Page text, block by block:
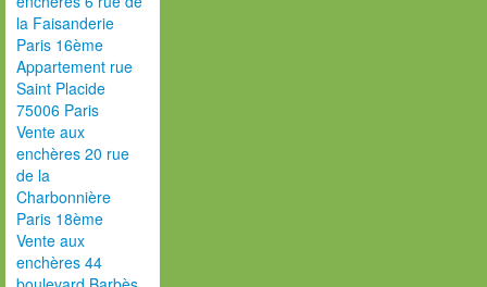
la Faisanderie
Paris 16ème
Appartement rue
Saint Placide
75006 Paris
Vente aux
enchères 20 rue
de la
Charbonnière
Paris 18ème
Vente aux
enchères 44